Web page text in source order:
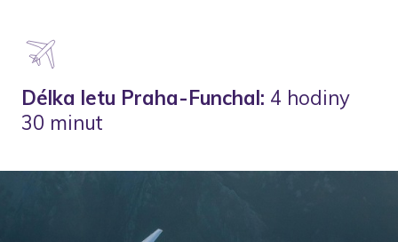
Délka letu Praha-Funchal: 4 hodiny
30 minut